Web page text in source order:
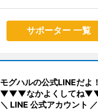
サポーター 一覧
モグハルの公式LINEだよ！
▼▼▼なかよくしてね
＼ LINE 公式アカウント ／